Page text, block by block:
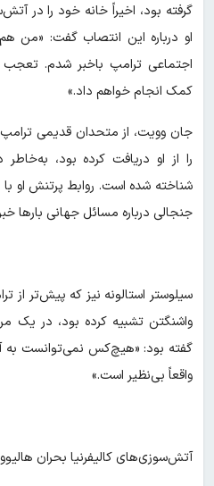
گرفته بود، اخیراً خانه خود را در
او درباره این انتصاب گفت: «من
اجتماعی ترامپ باخبر شدم. تعجب
کمک انجام خواهم داد.»
را از او دریافت کرده بود،
شناخته شده است. روابط پرتنش او
جنجالی درباره مسائل جهانی بار‌ها
سیلوستر استالونه نیز که پیش‌تر از
واشنگتن تشبیه کرده بود، در یک
گفته بود: «هیچ‌کس نمی‌توانست به
واقعاً بی‌نظیر است.»
آتش‌سوزی‌های کالیفرنیا بحران